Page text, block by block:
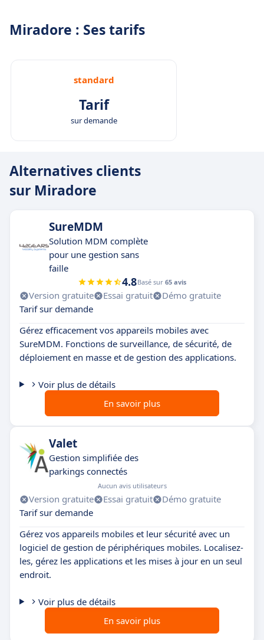
Miradore : Ses tarifs
standard
Tarif
sur demande
Alternatives clients
sur Miradore
SureMDM
Solution MDM complète
pour une gestion sans
faille
4.8Basé sur 65 avis
Version gratuite Essai gratuit
Démo gratuite
Tarif sur demande
Gérez efficacement vos appareils mobiles avec
SureMDM. Fonctions de surveillance, de sécurité, de
déploiement en masse et de gestion des applications.
Voir plus de détails
En savoir plus
Valet
Gestion simplifiée des
parkings connectés
Aucun avis utilisateurs
Version gratuite Essai gratuit
Démo gratuite
Tarif sur demande
Gérez vos appareils mobiles et leur sécurité avec un
logiciel de gestion de périphériques mobiles. Localisez-
les, gérez les applications et les mises à jour en un seul
endroit.
Voir plus de détails
En savoir plus